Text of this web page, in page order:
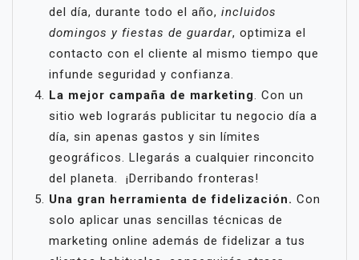
del día, durante todo el año, incluidos
domingos y fiestas de guardar, optimiza el
contacto con el cliente al mismo tiempo que
infunde seguridad y confianza.
La mejor campaña de marketing. Con un
sitio web lograrás publicitar tu negocio día a
día, sin apenas gastos y sin límites
geográficos. Llegarás a cualquier rinconcito
del planeta. ¡Derribando fronteras!
Una gran herramienta de fidelización. Con
solo aplicar unas sencillas técnicas de
marketing online además de fidelizar a tus